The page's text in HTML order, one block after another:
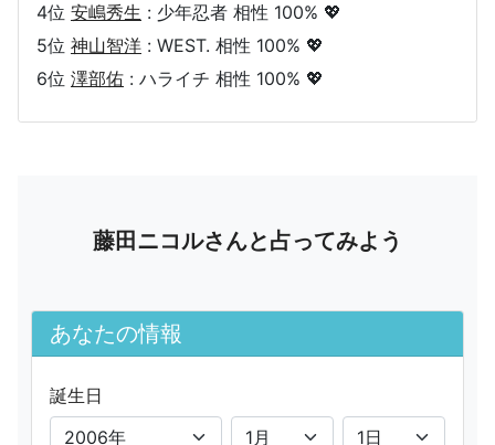
4位 安嶋秀生 : 少年忍者 相性 100% 💖
5位 神山智洋 : WEST. 相性 100% 💖
6位 澤部佑 : ハライチ 相性 100% 💖
藤田ニコルさんと占ってみよう
あなたの情報
誕生日